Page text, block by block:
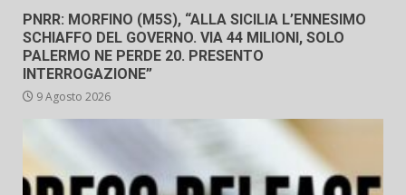
PNRR: MORFINO (M5S), “ALLA SICILIA L’ENNESIMO
SCHIAFFO DEL GOVERNO. VIA 44 MILIONI, SOLO
PALERMO NE PERDE 20. PRESENTO
INTERROGAZIONE”
9 Agosto 2026